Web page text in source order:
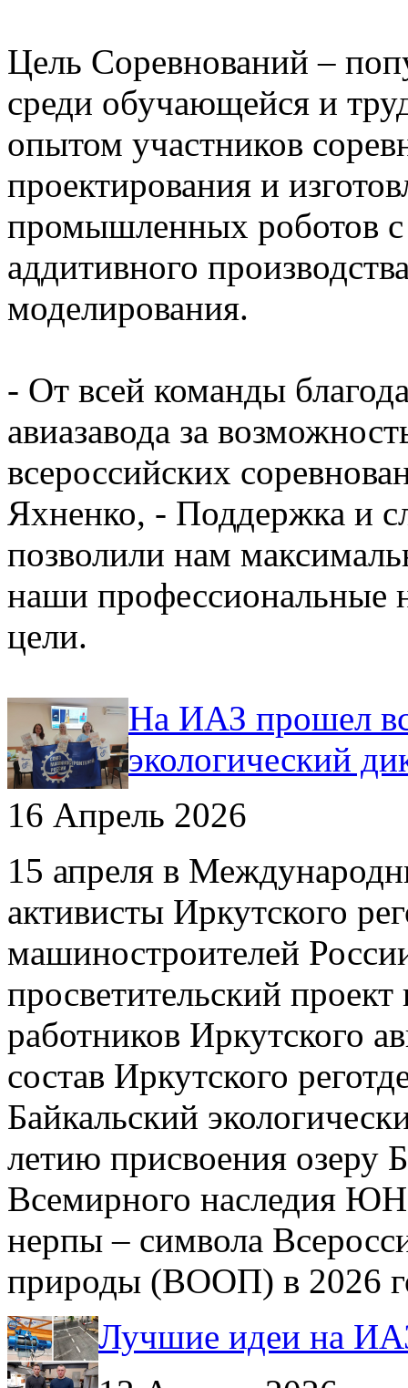
Цель Соревнований –
среди обучающейся и
опытом участников
проектирования и
промышленных роботов с
аддитивного
моделирования.
- От всей команды
авиазавода за
всероссийских
Яхненко, - Поддержка и
позволили нам
наши профессиональные
цели.
На ИАЗ прошел
экологический
16 Апрель 2026
15 апреля в
активисты Иркутского
машиностроителей
просветительский
работников Иркутского
состав Иркутского
Байкальский
летию присвоения озеру
Всемирного наследия
нерпы – символа
природы (ВООП) в 2026
Лучшие идеи на